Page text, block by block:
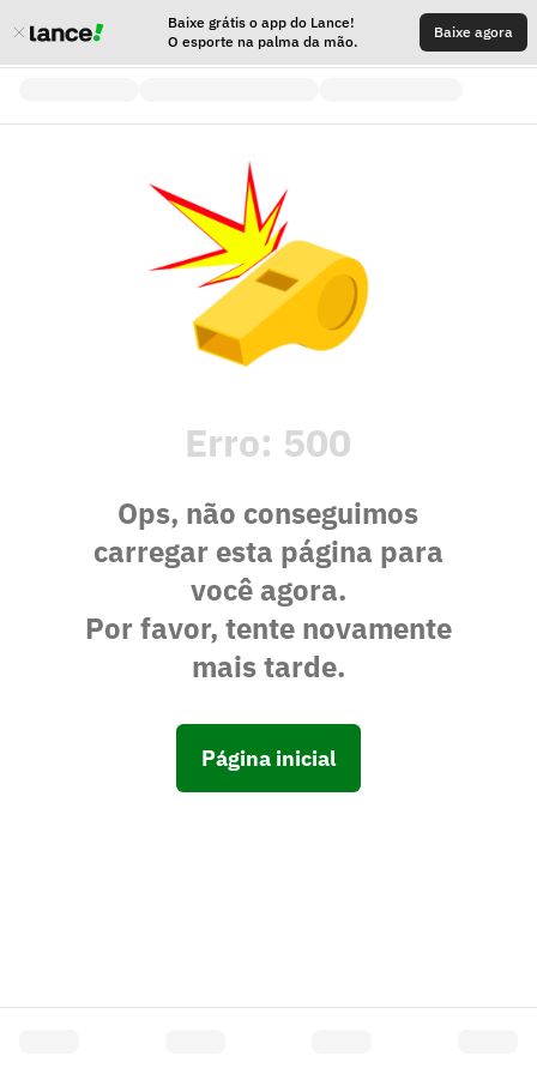
Baixe grátis o app do Lance!
O esporte na palma da mão.
Baixe agora
Erro: 500
Ops, não conseguimos
carregar esta página para
você agora.
Por favor, tente novamente
mais tarde.
Página inicial